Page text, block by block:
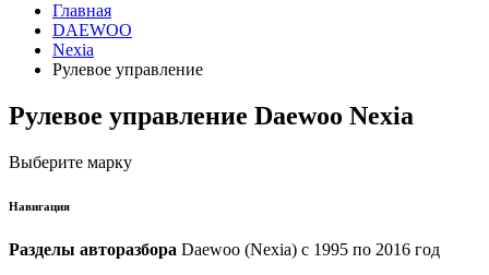
Главная
DAEWOO
Nexia
Рулевое управление
Рулевое управление Daewoo Nexia
Выберите марку
Навигация
Разделы авторазбора Daewoo (Nexia) с 1995 по 2016 год